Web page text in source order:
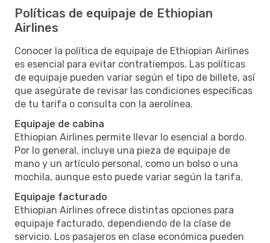
Políticas de equipaje de Ethiopian
Airlines
Conocer la política de equipaje de Ethiopian Airlines
es esencial para evitar contratiempos. Las políticas
de equipaje pueden variar según el tipo de billete, así
que asegúrate de revisar las condiciones específicas
de tu tarifa o consulta con la aerolínea.
Equipaje de cabina
Ethiopian Airlines permite llevar lo esencial a bordo.
Por lo general, incluye una pieza de equipaje de
mano y un artículo personal, como un bolso o una
mochila, aunque esto puede variar según la tarifa.
Equipaje facturado
Ethiopian Airlines ofrece distintas opciones para
equipaje facturado, dependiendo de la clase de
servicio. Los pasajeros en clase económica pueden